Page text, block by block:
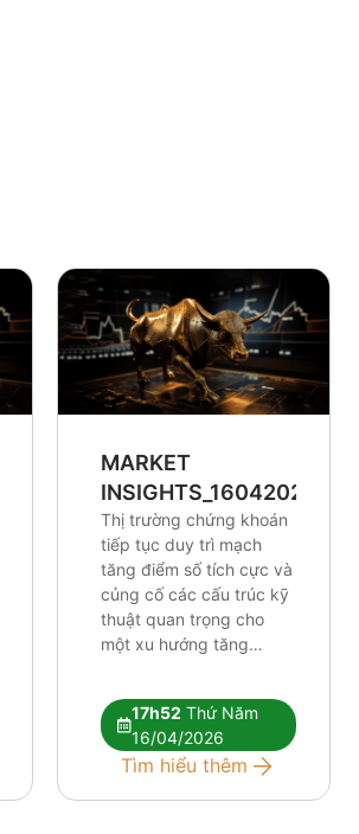
MARKET
INSIGHTS_16042026
Thị trường chứng khoán
tiếp tục duy trì mạch
tăng điểm số tích cực và
củng cố các cấu trúc kỹ
thuật quan trọng cho
một xu hướng tăng
những cột mốc định hình
xu hướng khá lạc quan,
tâm lý thị trường nhìn
17h52 Thứ Năm
16/04/2026
Tìm hiểu thêm